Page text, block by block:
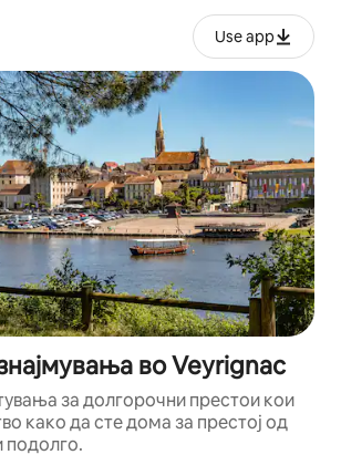
Use app
во Veyrignac
за долгорочни престои кои
како да сте дома за престој од
подолго.